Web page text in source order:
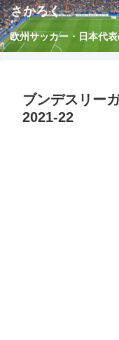
さかろく
欧州サッカー・日本代
ブンデスリー
2021-22